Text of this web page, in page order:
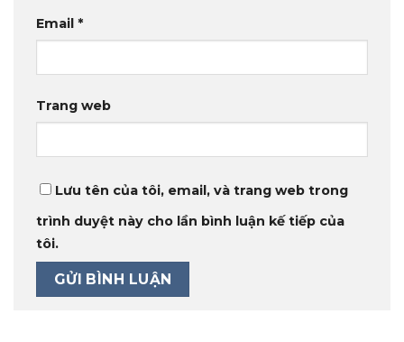
Email *
Trang web
Lưu tên của tôi, email, và trang web trong
trình duyệt này cho lần bình luận kế tiếp của
tôi.